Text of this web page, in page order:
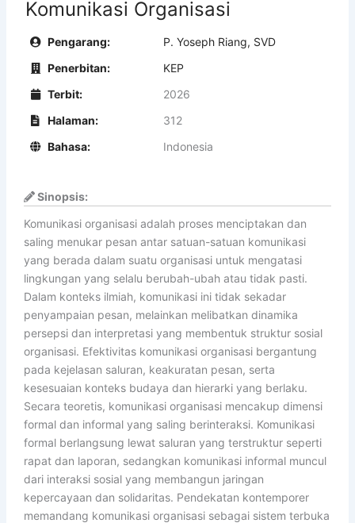
Komunikasi Organisasi
Pengarang:
P. Yoseph Riang, SVD
Penerbitan:
KEP
Terbit:
2026
Halaman:
312
Bahasa:
Indonesia
Sinopsis:
Komunikasi organisasi adalah proses menciptakan dan
saling menukar pesan antar satuan-satuan komunikasi
yang berada dalam suatu organisasi untuk mengatasi
lingkungan yang selalu berubah-ubah atau tidak pasti.
Dalam konteks ilmiah, komunikasi ini tidak sekadar
penyampaian pesan, melainkan melibatkan dinamika
persepsi dan interpretasi yang membentuk struktur sosial
organisasi. Efektivitas komunikasi organisasi bergantung
pada kejelasan saluran, keakuratan pesan, serta
kesesuaian konteks budaya dan hierarki yang berlaku.
Secara teoretis, komunikasi organisasi mencakup dimensi
formal dan informal yang saling berinteraksi. Komunikasi
formal berlangsung lewat saluran yang terstruktur seperti
rapat dan laporan, sedangkan komunikasi informal muncul
dari interaksi sosial yang membangun jaringan
kepercayaan dan solidaritas. Pendekatan kontemporer
memandang komunikasi organisasi sebagai sistem terbuka